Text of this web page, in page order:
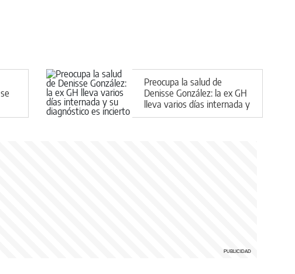
Preocupa la salud de
Denisse González: la ex GH
lleva varios días internada y
su diagnóstico es incierto